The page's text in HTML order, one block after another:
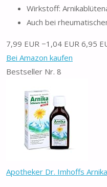
Wirkstoff:
Auch bei
7,99 EUR −1,04 EUR 6,95
Bei Amazon kaufen
Bestseller Nr. 8
Apotheker Dr. Imhoffs